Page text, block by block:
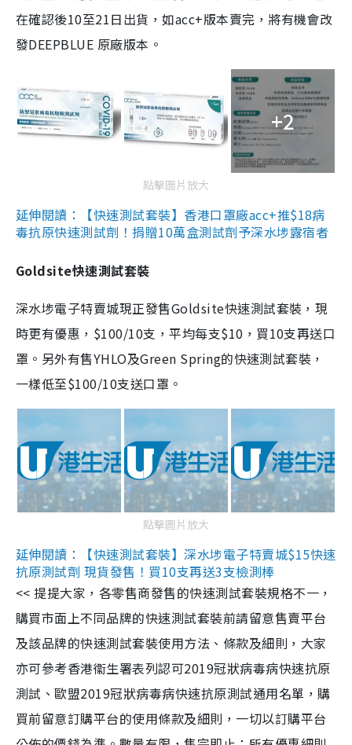
在確認後10至21日出貨，如acc+版本賣完，將有機會改
發DEEPBLUE 原廠版本。
+2
點擊圖片放大
延伸閱讀：【快速測試套裝】香港口罩廠acc+推$18病
毒抗原快速測試劑！捐贈10萬盒測試劑予深水埗露宿者
Goldsite快速測試套裝
深水埗電子特賣城現正發售Goldsite快速測試套裝，現
時更有優惠，$100/10支，平均每支$10，買10支再送口
罩。另外有售YHLO及Green Spring的快速測試套裝，
一樣低至$100/10支送口罩。
點擊圖片放大
延伸閱讀：【快速測試套裝】深水埗電子特賣城$15快速
抗原測試劑 現貨發售！買10支再送3支檢測棒
<< 提提大家，各零售商發售的快速測試套裝規格不一，
購買市面上不同品牌的快速測試套裝前請留意售賣平台
及該品牌的快速測試套裝使用方法、條款及細則，大家
亦可參考香港衞生署表列認可2019冠狀病毒病快速抗原
測試、歐盟2019冠狀病毒病快速抗原測試通用名單，購
買前留意訂購平台的使用條款及細則，一切以訂購平台